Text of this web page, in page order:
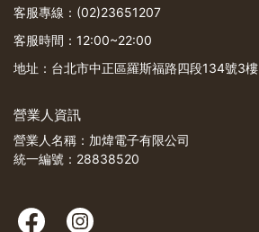
客服專線：(02)23651207
客服時間：12:00~22:00
地址：台北市中正區羅斯福路四段134號3樓
營業人資訊
營業人名稱：加煒電子有限公司
統一編號：28838520